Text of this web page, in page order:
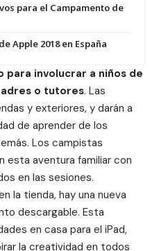
para el Campamento de
Apple 2018 en España
para involucrar a niños de
o tutores. Las
y exteriores, y darán a
de aprender de los
Los campistas
esta aventura familiar con
en las sesiones.
la tienda, hay una nueva
descargable. Esta
en casa para el iPad,
la creatividad en todos